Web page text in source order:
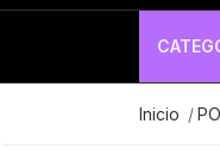
Inicio